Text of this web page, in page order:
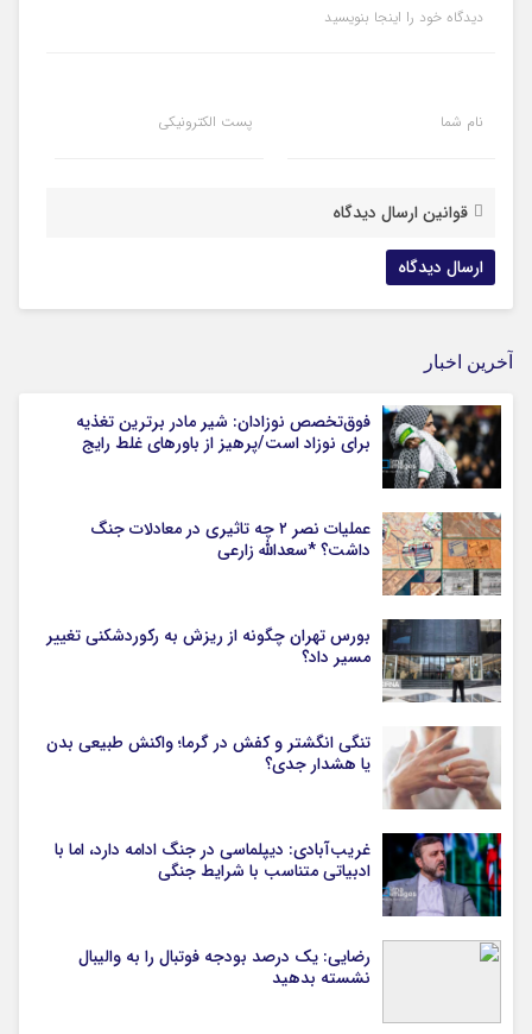
دیدگاه خود را اینجا بنویسید
نام شما پست الکترونیکی
قوانین ارسال دیدگاه
آخرین اخبار
فوق‌تخصص نوزادان: شیر مادر برترین تغذیه
برای نوزاد است/پرهیز از باورهای غلط رایج
عملیات نصر ۲ چه تاثیری در معادلات جنگ
داشت؟ *سعدالله زارعی
بورس تهران چگونه از ریزش به رکوردشکنی تغییر
مسیر داد؟
تنگی انگشتر و کفش در گرما؛ واکنش طبیعی بدن
یا هشدار جدی؟
غریب‌آبادی: دیپلماسی در جنگ ادامه دارد، اما با
ادبیاتی متناسب با شرایط جنگی
رضایی: یک درصد بودجه فوتبال را به والیبال
نشسته بدهید